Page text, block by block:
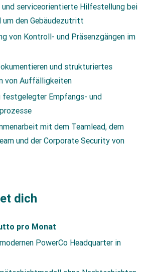
und serviceorientierte Hilfestellung bei
um den Gebäudezutritt
von Kontroll- und Präsenzgängen im
und strukturiertes
von Auffälligkeiten
festgelegter Empfangs- und
mit dem Teamlead, dem
und der Corporate Security von
dich
pro Monat
PowerCo Headquarter in